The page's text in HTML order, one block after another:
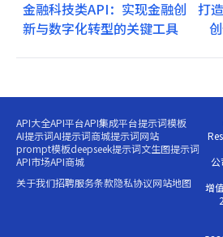
金融科技类API：实现金融创
新与数字化转型的关键工具
打
API大全API平台API集成平台提示词模板
AI提示词AI提示词商城提示词网站
prompt模板deepseek提示词文生图提示词
API市场API商城
关于我们招聘服务条款隐私协议网站地图
增